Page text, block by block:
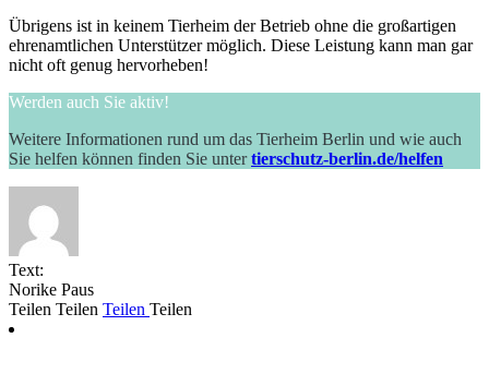
Übrigens ist in keinem Tierheim der Betrieb ohne die großartigen
ehrenamtlichen Unterstützer möglich. Diese Leistung kann man gar
nicht oft genug hervorheben!
Werden auch Sie aktiv!
Weitere Informationen rund um das Tierheim Berlin und wie auch
Sie helfen können finden Sie unter tierschutz-berlin.de/helfen
Text:
Norike Paus
Teilen Teilen Teilen Teilen